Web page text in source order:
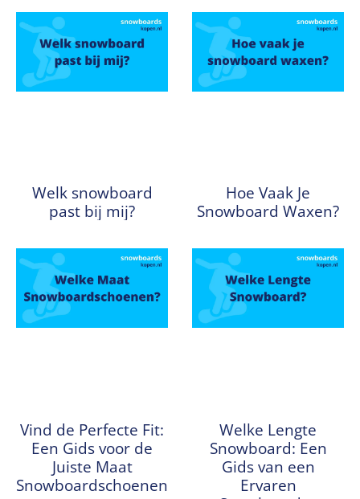
Welk snowboard
past bij mij?
Hoe Vaak Je
Snowboard Waxen?
Vind de Perfecte Fit:
Een Gids voor de
Juiste Maat
Snowboardschoenen
Welke Lengte
Snowboard: Een
Gids van een
Ervaren